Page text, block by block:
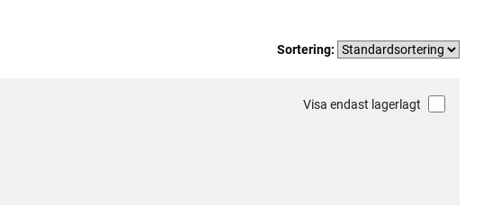
Sortering:
Visa endast lagerlagt